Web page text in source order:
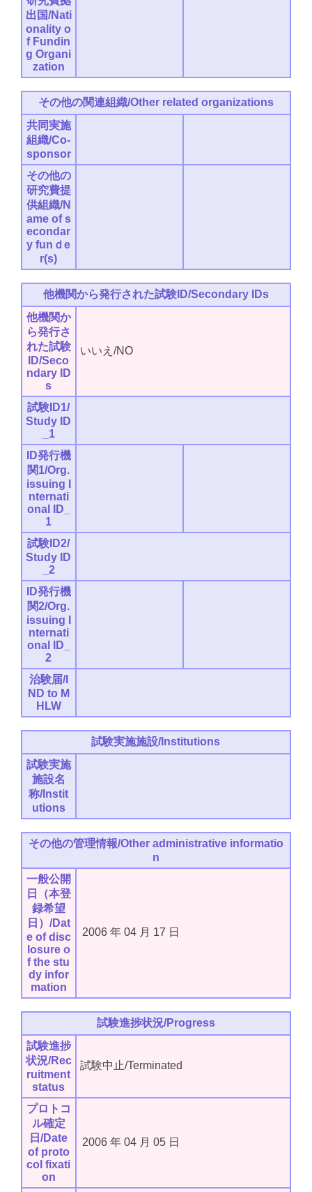
出国/Nati
onality o
f Fundin
g Organi
zation
その他の関連組織/Other related organizations
共同実施
組織/Co-
sponsor
その他の
研究費提
供組織/N
ame of s
econdar
y funｄe
r(s)
他機関から発行された試験ID/Secondary IDs
他機関か
ら発行さ
れた試験
ID/Seco
ndary ID
s
いいえ/NO
試験ID1/
Study ID
_1
ID発行機
関1/Org.
issuing I
nternati
onal ID_
1
試験ID2/
Study ID
_2
ID発行機
関2/Org.
issuing I
nternati
onal ID_
2
治験届/I
ND to M
HLW
試験実施施設/Institutions
試験実施
施設名
称/Instit
utions
その他の管理情報/Other administrative informatio
n
一般公開
日（本登
録希望
日）/Dat
e of disc
losure o
f the stu
dy infor
mation
2006 年 04 月 17 日
試験進捗状況/Progress
試験進捗
状況/Rec
ruitment
status
試験中止/Terminated
プロトコ
ル確定
日/Date
of proto
col fixati
on
2006 年 04 月 05 日